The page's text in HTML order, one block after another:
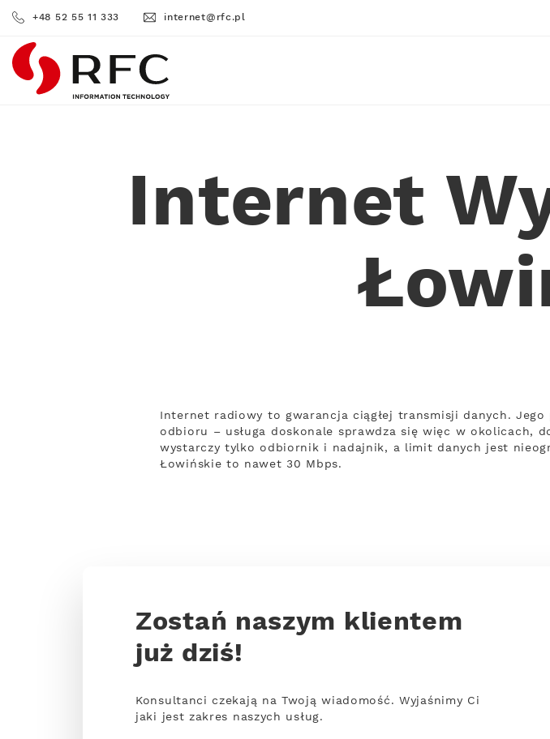
+48 52 55 11 333 internet@rfc.pl
RFC
Internet
Internet radiowy to gwarancja ciągłej transmisji danych.
odbioru – usługa doskonale sprawdza się więc w okolicach,
wystarczy tylko odbiornik i nadajnik, a limit danych jest
Łowińskie to nawet 30 Mbps.
Zostań naszym klientem
już dziś!
Konsultanci czekają na Twoją wiadomość. Wyjaśnimy Ci
jaki jest zakres naszych usług.